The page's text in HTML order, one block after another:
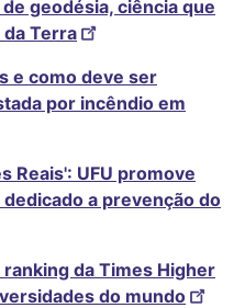
geodésia, ciência que
Terra
e como deve ser
por incêndio em
Reais': UFU promove
a prevenção do
ranking da Times Higher
do mundo